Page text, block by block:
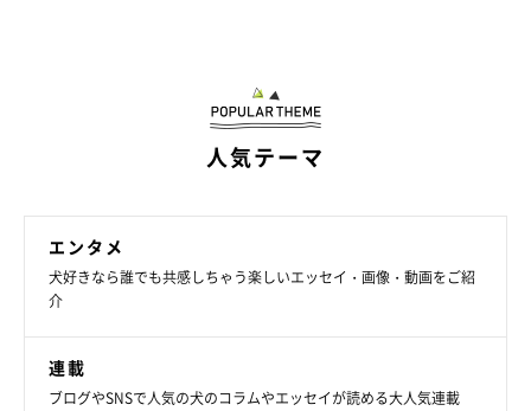
「自宅近くのペットショップで、他県から通い店長になったとい
う当時の新米店員さんと偶然再会。お礼まで言えるという奇跡が
飼い主のことも覚えてくれていて、感動の再会でした！」
飼い主さんとの奇跡的な出会いから始まり、“カメラに前足を振
る”ような奇跡的なひとコマを見せてくれたmutaくん。これから
ね！
人気テーマ
エンタメ
犬好きなら誰でも共感しちゃう楽しいエッセイ・画像・動画をご紹
介
連載
ブログやSNSで人気の犬のコラムやエッセイが読める大人気連載